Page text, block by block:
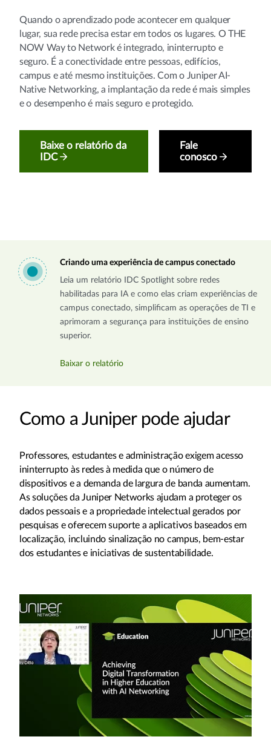
Quando o aprendizado pode acontecer em qualquer
lugar, sua rede precisa estar em todos os lugares. O THE
NOW Way to Network é integrado, ininterrupto e
seguro. É a conectividade entre pessoas, edifícios,
campus e até mesmo instituições. Com o Juniper AI-
Native Networking, a implantação da rede é mais simples
e o desempenho é mais seguro e protegido.
Baixe o relatório da
IDC
Fale
conosco
Criando uma experiência de campus conectado
Leia um relatório IDC Spotlight sobre redes
habilitadas para IA e como elas criam experiências de
campus conectado, simplificam as operações de TI e
aprimoram a segurança para instituições de ensino
superior.
Baixar o relatório
Como a Juniper pode ajudar
Professores, estudantes e administração exigem acesso
ininterrupto às redes à medida que o número de
dispositivos e a demanda de largura de banda aumentam.
As soluções da Juniper Networks ajudam a proteger os
dados pessoais e a propriedade intelectual gerados por
pesquisas e oferecem suporte a aplicativos baseados em
localização, incluindo sinalização no campus, bem-estar
dos estudantes e iniciativas de sustentabilidade.